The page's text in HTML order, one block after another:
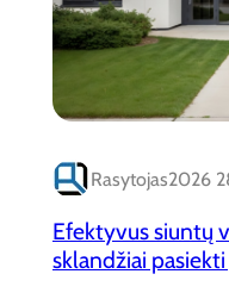
Rasytojas2026
Efektyvus siuntų
sklandžiai pasiekti